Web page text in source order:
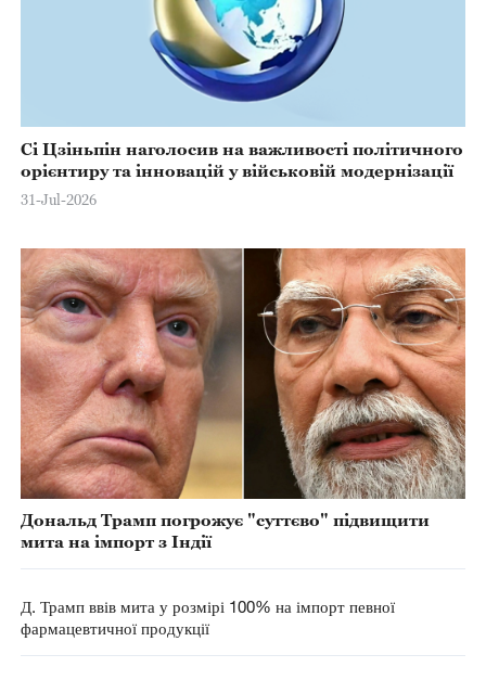
Сі Цзіньпін наголосив на важливості політичного
орієнтиру та інновацій у військовій модернізації
31-Jul-2026
Дональд Трамп погрожує "суттєво" підвищити
мита на імпорт з Індії
Д. Трамп ввів мита у розмірі 100% на імпорт певної
фармацевтичної продукції